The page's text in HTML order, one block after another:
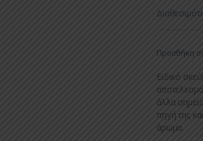
Προσθήκη
Ειδικό
άλλα
πηγή της
άρωμα.